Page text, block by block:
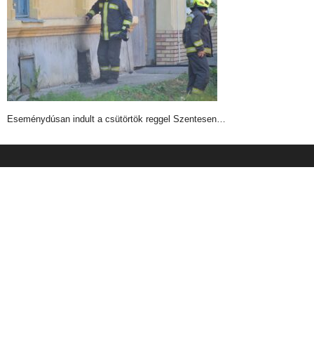
Eseménydúsan indult a csütörtök reggel Szentesen…